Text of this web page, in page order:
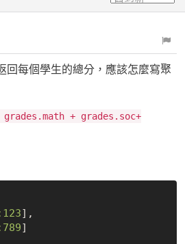
回每個學生的總分，應該怎麼寫聚
+ grades.soc+
123],
789]